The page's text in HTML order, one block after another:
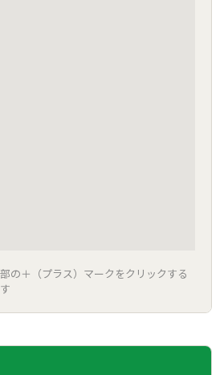
の＋（プラス）マークをクリックする